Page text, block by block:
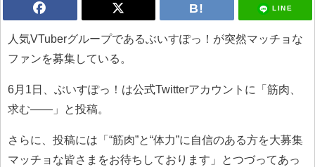
LINE
人気VTuberグループであるぶいすぽっ！が突然マッチョな
ファンを募集している。
6月1日、ぶいすぽっ！は公式Twitterアカウントに「筋肉、
求む――」と投稿。
さらに、投稿には「“筋肉”と“体力”に自信のある方を大募集
マッチョな皆さまをお待ちしております」とつづってあっ